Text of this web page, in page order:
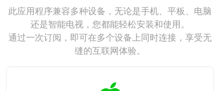
此应用程序兼容多种设备，无论是手机、平板、电脑
还是智能电视，您都能轻松安装和使用。
通过一次订阅，即可在多个设备上同时连接，享受无
缝的互联网体验。